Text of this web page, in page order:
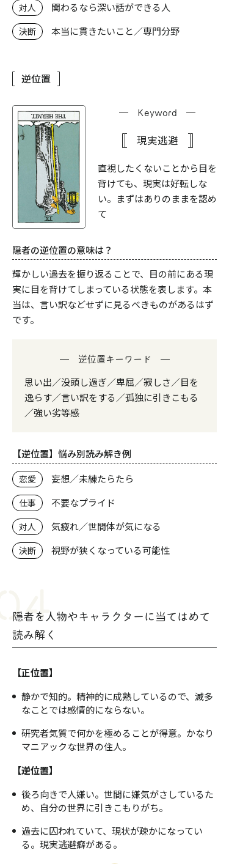
対人 関わるなら深い話ができる人
決断 本当に貫きたいこと／専門分野
逆位置
Keyword
現実逃避
直視したくないことから目を
背けても、現実は好転しな
い。まずはありのままを認め
て
隠者の逆位置の意味は？
輝かしい過去を振り返ることで、目の前にある現
実に目を背けてしまっている状態を表します。本
当は、言い訳などせずに見るべきものがあるはず
です。
逆位置キーワード
思い出／没頭し過ぎ／卑屈／寂しさ／目を
逸らす／言い訳をする／孤独に引きこもる
／強い劣等感
【逆位置】悩み別読み解き例
恋愛 妄想／未練たらたら
仕事 不要なプライド
対人 気疲れ／世間体が気になる
決断 視野が狭くなっている可能性
隠者を人物やキャラクターに当てはめて
読み解く
【正位置】
静かで知的。精神的に成熟しているので、滅多
なことでは感情的にならない。
研究者気質で何かを極めることが得意。かなり
マニアックな世界の住人。
【逆位置】
後ろ向きで人嫌い。世間に嫌気がさしているた
め、自分の世界に引きこもりがち。
過去に囚われていて、現状が疎かになってい
る。現実逃避癖がある。